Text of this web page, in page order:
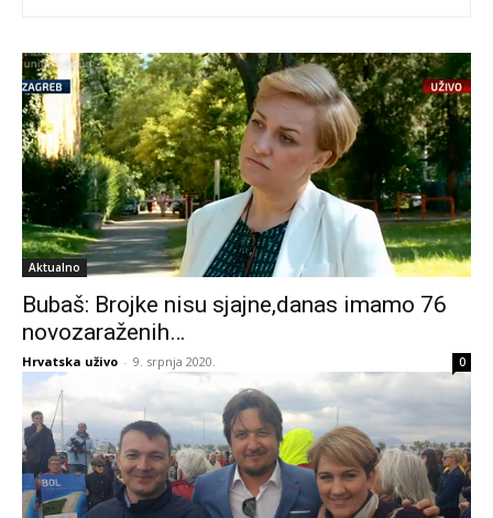
Aktualno
Bubaš: Brojke nisu sjajne,danas imamo 76
novozaraženih…
Hrvatska uživo - 9. srpnja 2020. 0